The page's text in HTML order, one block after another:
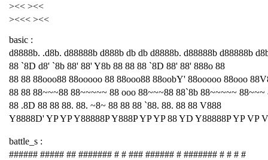
><< ><<
><<< ><<
basic :
d8888b. .d8b. d88888b d888b db db d8888b. d88888b d88888b
88 `8D d8' `8b 88' 88' Y8b 88 88 88 `8D 88' 88' 888o 88
88 88 88ooo88 88ooooo 88 88ooo88 88oobY' 88ooooo 88ooo
88 88 88~~~88 88~~~~~ 88 ooo 88~~~88 88`8b 88~~~~~ 88~~~
88 .8D 88 88 88. 88. ~8~ 88 88 88 `88. 88. 88 88 V888
Y8888D' YP YP Y88888P Y888P YP YP 88 YD Y88888P YP VP
battle_s :
###### ##### ## ####### # # ### ###### # ####### # # # #